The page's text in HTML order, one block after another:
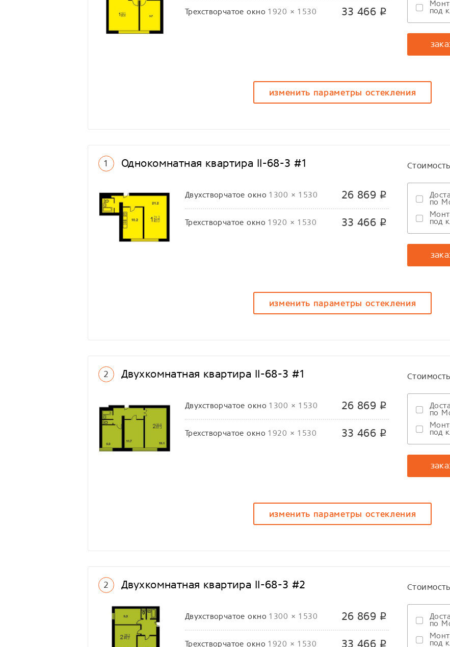
Трехстворчатое окно 1920 × 1530 33 466 p под
изменить параметры остекления
1 Однокомнатная квартира II-68-3 #1
Двухстворчатое окно 1300 × 1530 26 869 p
Трехстворчатое окно 1920 × 1530 33 466 p
по
под
изменить параметры остекления
2 Двухкомнатная квартира II-68-3 #1
Двухстворчатое окно 1300 × 1530 26 869 p
Трехстворчатое окно 1920 × 1530 33 466 p
по
под
изменить параметры остекления
2 Двухкомнатная квартира II-68-3 #2
Двухстворчатое окно 1300 × 1530 26 869 p
Трехстворчатое окно 1920 × 1530 33 466 p
по
под